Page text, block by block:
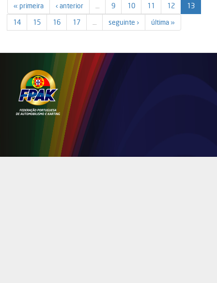
« primeira ‹ anterior 9 10 11 12
13
14
15 16 17 seguinte › última »